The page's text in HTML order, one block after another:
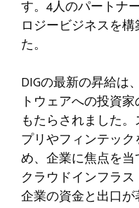
す。4人のパートナ
ロジービジネスを
た。
DIGの最新の昇給は
トウェアへの投資
もたらされました
プリやフィンテッ
め、企業に焦点を当
クラウドインフラ
企業の資金と出口が